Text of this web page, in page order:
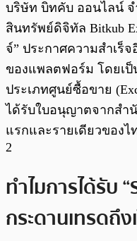
บริษัท บิทคับ ออนไลน์
สินทรัพย์ดิจิทัล Bitkub
จ์” ประกาศความสำเร็
ของแพลตฟอร์ม โดยเ
ประเภทศูนย์ซื้อขาย
ได้รับใบอนุญาตจากสำ
แรกและรายเดียวของไ
2
ทำไมการได้รับ
กระดานเทรดถึ